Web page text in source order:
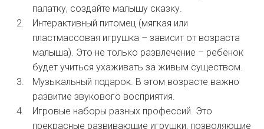
палатку, создайте малышу сказку.
Интерактивный питомец (мягкая или
пластмассовая игрушка – зависит от возраста
малыша). Это не только развлечение – ребёнок
будет учиться ухаживать за живым существом.
Музыкальный подарок. В этом возрасте важно
развитие звукового восприятия.
Игровые наборы разных профессий. Это
прекрасные развивающие игрушки, позволяющие